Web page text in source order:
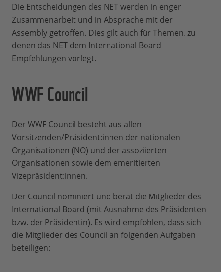
Die Entscheidungen des NET werden in enger
Zusammenarbeit und in Absprache mit der
Assembly getroffen. Dies gilt auch für Themen, zu
denen das NET dem International Board
Empfehlungen vorlegt.
WWF Council
Der WWF Council besteht aus allen
Vorsitzenden/Präsident:innen der nationalen
Organisationen (NO) und der assoziierten
Organisationen sowie dem emeritierten
Vizepräsident:innen.
Der Council nominiert und berät die Mitglieder des
International Board (mit Ausnahme des Präsidenten
bzw. der Präsidentin). Es wird empfohlen, dass sich
die Mitglieder des Council an folgenden Aufgaben
beteiligen: